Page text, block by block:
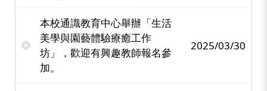
本校通識教育中心舉辦「生活
美學與園藝體驗療癒工作
坊」，歡迎有興趣教師報名參
加。
2025/03/30